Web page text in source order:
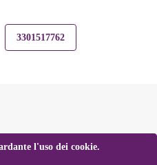
3301517762
l'uso dei cookie.